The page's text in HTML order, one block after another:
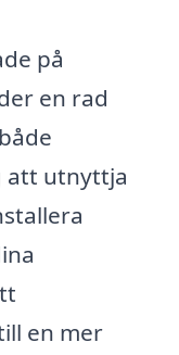
på
en rad
att utnyttja
en mer